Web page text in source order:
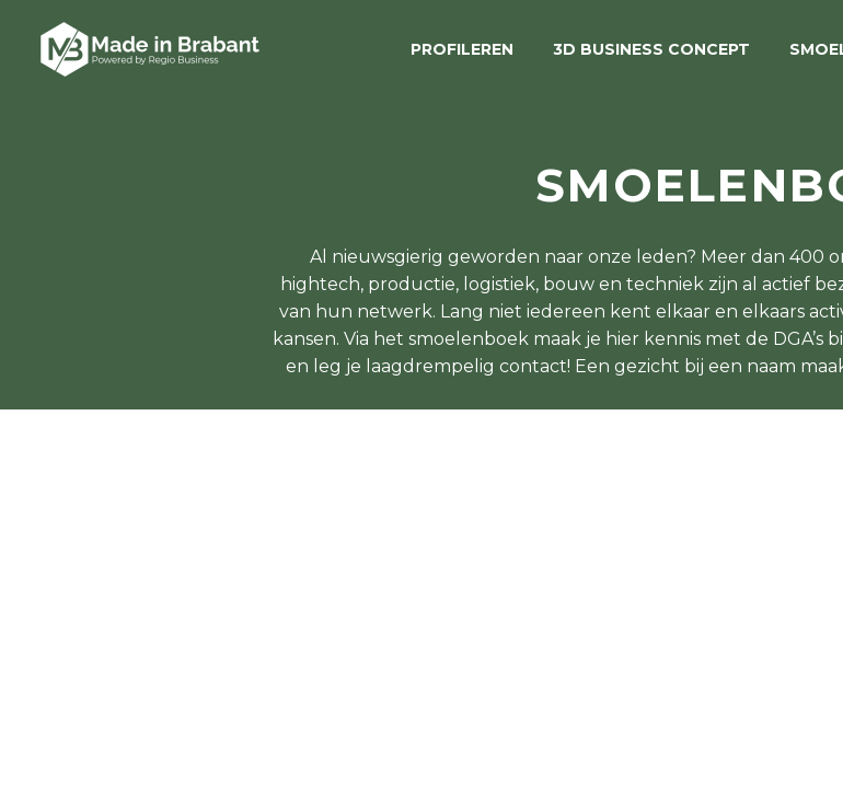
PROFILEREN 3D BUSINESS CONCEPT
Al nieuwsgierig geworden naar onze leden? Meer dan 400
hightech, productie, logistiek, bouw en techniek zijn al actief
van hun netwerk. Lang niet iedereen kent elkaar en elkaars
kansen. Via het smoelenboek maak je hier kennis met de DGA’s
en leg je laagdrempelig contact! Een gezicht bij een naam